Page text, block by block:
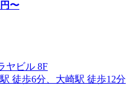
円〜
ヤビル 8F
徒歩6分、大崎駅 徒歩12分